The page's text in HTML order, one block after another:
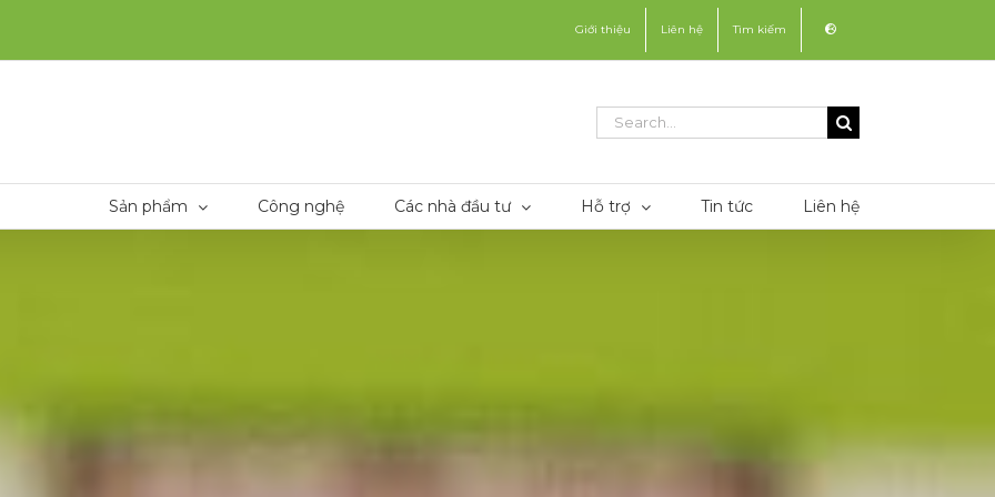
Giới thiệu Liên hệ Tìm kiếm
Search
Sản phẩm Công nghệ Các nhà đầu tư Hỗ trợ Tin tức Liên hệ